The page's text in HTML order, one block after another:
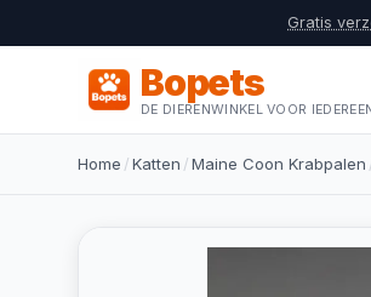
Gratis
Bopets
DE DIERENWINKEL VOOR
Home /Katten /Maine Coon Krabpalen